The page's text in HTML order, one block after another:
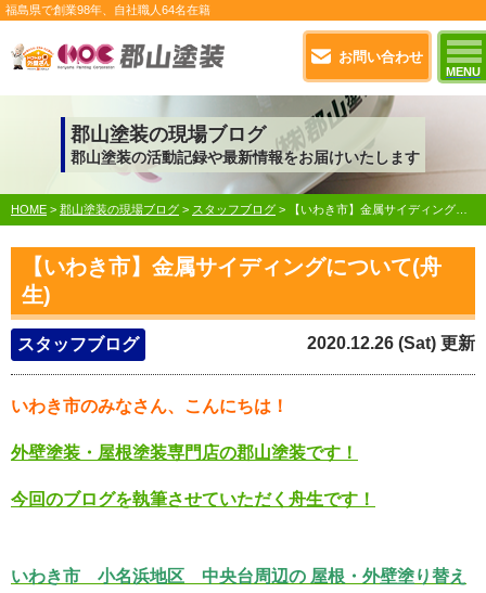
お問い合わせ
MENU
福島県で創業98年 、自社職人 64名在籍
郡山塗装の現場ブログ
郡山塗装の活動記録や最新情報をお届けいたします
HOME > 郡山塗装の現場ブログ > スタッフブログ > 【いわき市】金属サイディングについて(舟生)
【いわき市】金属サイディングについて(舟
生)
スタッフブログ 2020.12.26 (Sat) 更新
いわき市のみなさん、こんにちは！
外壁塗装・屋根塗装専門店の郡山塗装です！
今回のブログを執筆させていただく舟生です！
いわき市 小名浜地区 中央台周辺の 屋根・外壁塗り替え